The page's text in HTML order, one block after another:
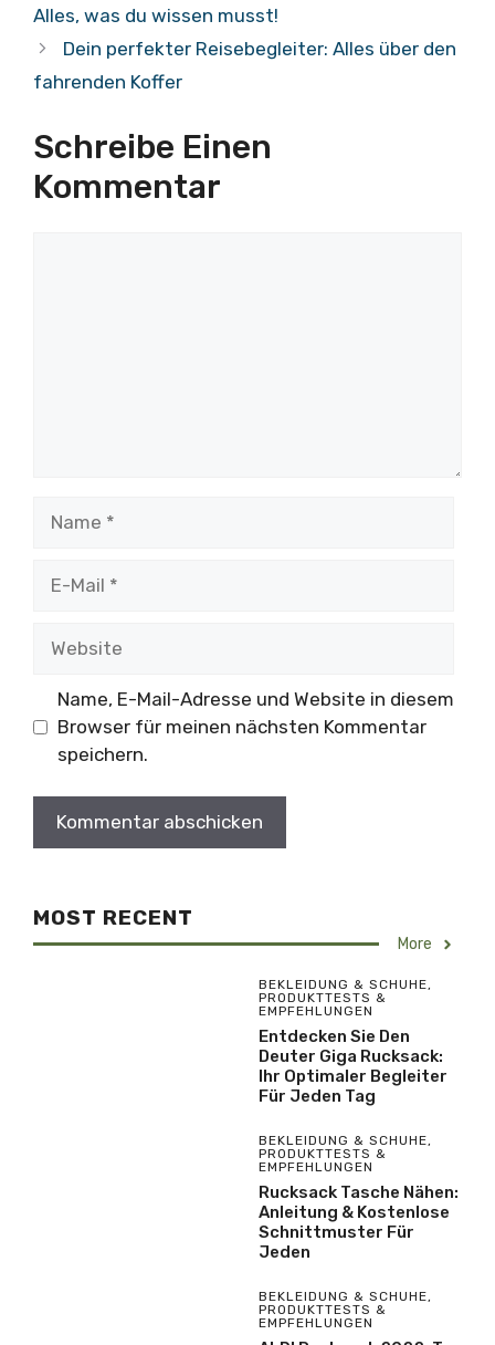
Alles, was du wissen musst!
Dein perfekter Reisebegleiter: Alles über den
fahrenden Koffer
Schreibe Einen
Kommentar
Mail
Name, E-Mail-Adresse und Website in diesem
Browser für meinen nächsten Kommentar
speichern.
MOST RECENT
More
BEKLEIDUNG & SCHUHE,
PRODUKTTESTS &
EMPFEHLUNGEN
Entdecken Sie Den
Deuter Giga Rucksack:
Ihr Optimaler Begleiter
Für Jeden Tag
BEKLEIDUNG & SCHUHE,
PRODUKTTESTS &
EMPFEHLUNGEN
Rucksack Tasche Nähen:
Anleitung & Kostenlose
Schnittmuster Für
Jeden
BEKLEIDUNG & SCHUHE,
PRODUKTTESTS &
EMPFEHLUNGEN